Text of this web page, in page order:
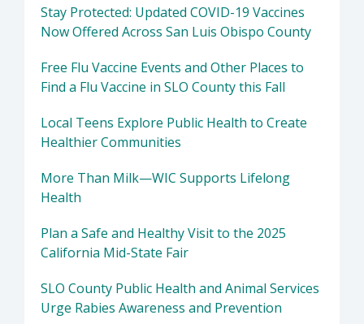
Stay Protected: Updated COVID-19 Vaccines
Now Offered Across San Luis Obispo County
Free Flu Vaccine Events and Other Places to
Find a Flu Vaccine in SLO County this Fall
Local Teens Explore Public Health to Create
Healthier Communities
More Than Milk—WIC Supports Lifelong
Health
Plan a Safe and Healthy Visit to the 2025
California Mid-State Fair
SLO County Public Health and Animal Services
Urge Rabies Awareness and Prevention